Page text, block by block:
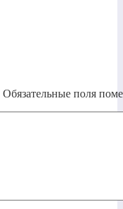
Обязательные поля